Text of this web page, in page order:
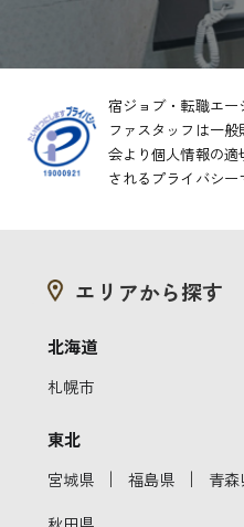
宿ジョブ・転職エ
ファスタッフは一
会より個人情報の適
されるプライバシー
エリアから探す
北海道
札幌市
東北
宮城県 ｜ 福島県 ｜ 青森